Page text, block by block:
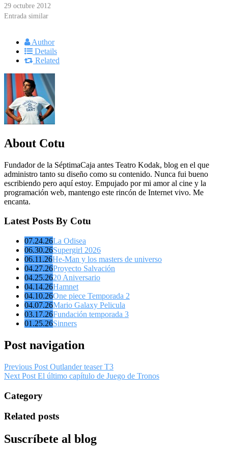
29 octubre 2012
Entrada similar
Author
Details
Related
About Cotu
Fundador de la SéptimaCaja antes Teatro Kodak, blog en el que
administro tanto su diseño como su contenido. Nunca fui bueno
escribiendo pero aquí estoy. Empujado por mi amor al cine y la
programación web, mantengo este rincón de Internet vivo. Me
encanta.
Latest Posts By Cotu
07.24.26La Odisea
06.30.26Supergirl 2026
06.11.26He-Man y los masters de universo
04.27.26Proyecto Salvación
04.25.2620 Aniversario
04.14.26Hamnet
04.10.26One piece Temporada 2
04.07.26Mario Galaxy Pelicula
03.17.26Fundación temporada 3
01.25.26Sinners
Post navigation
Previous Post Outlander teaser T3
Next Post El último capítulo de Juego de Tronos
Category
Related posts
Suscríbete al blog